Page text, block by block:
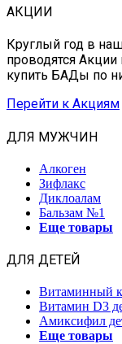
АКЦИИ
Круглый год в
проводятся
купить БАДы по
Перейти к Акциям
ДЛЯ МУЖЧИН
Алкоген
Зифлакс
Диклоалам
Бальзам №1
Еще товары
ДЛЯ ДЕТЕЙ
Витаминный
Витамин D3
Амиксифил
Еще товары